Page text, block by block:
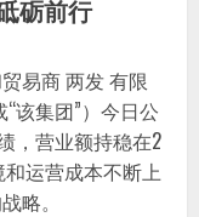
砺前行
易商 两发 有限
“该集团”）今日公
，营业额持稳在2
运营成本不断上
略。